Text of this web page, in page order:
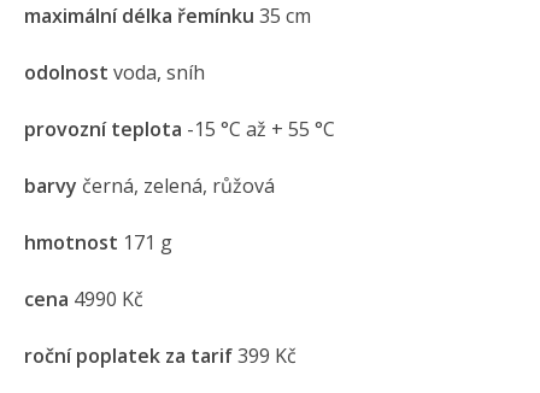
maximální délka řemínku 35 cm
odolnost voda, sníh
provozní teplota -15 °C až + 55 °C
barvy černá, zelená, růžová
hmotnost 171 g
cena 4990 Kč
roční poplatek za tarif399 Kč